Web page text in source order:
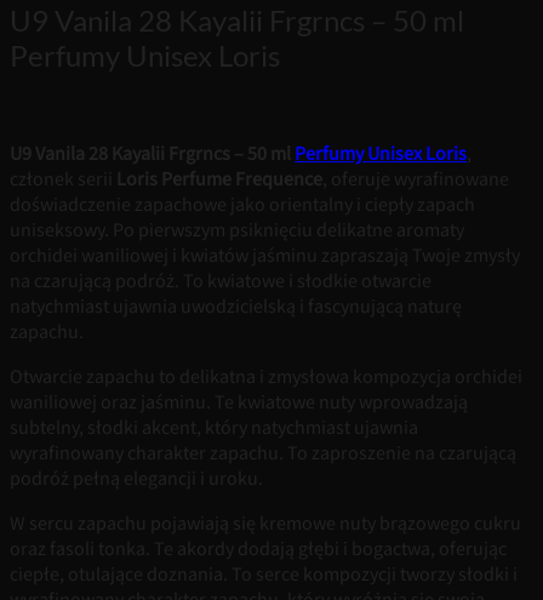
U9 Vanila 28 Kayalii Frgrncs – 50 ml
Perfumy Unisex Loris
U9 Vanila 28 Kayalii Frgrncs – 50 mlPerfumy Unisex Loris,
członek serii Loris Perfume Frequence, oferuje wyrafinowane
doświadczenie zapachowe jako orientalny i ciepły zapach
uniseksowy. Po pierwszym psiknięciu delikatne aromaty
orchidei waniliowej i kwiatów jaśminu zapraszają Twoje zmysły
na czarującą podróż. To kwiatowe i słodkie otwarcie
natychmiast ujawnia uwodzicielską i fascynującą naturę
zapachu.
Otwarcie zapachu to delikatna i zmysłowa kompozycja orchidei
waniliowej oraz jaśminu. Te kwiatowe nuty wprowadzają
subtelny, słodki akcent, który natychmiast ujawnia
wyrafinowany charakter zapachu. To zaproszenie na czarującą
podróż pełną elegancji i uroku.
W sercu zapachu pojawiają się kremowe nuty brązowego cukru
oraz fasoli tonka. Te akordy dodają głębi i bogactwa, oferując
ciepłe, otulające doznania. To serce kompozycji tworzy słodki i